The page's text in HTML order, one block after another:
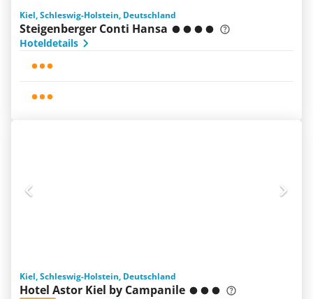
Kiel, Schleswig-Holstein, Deutschland
Steigenberger Conti Hansa
Hoteldetails
Kiel, Schleswig-Holstein, Deutschland
Hotel Astor Kiel by Campanile